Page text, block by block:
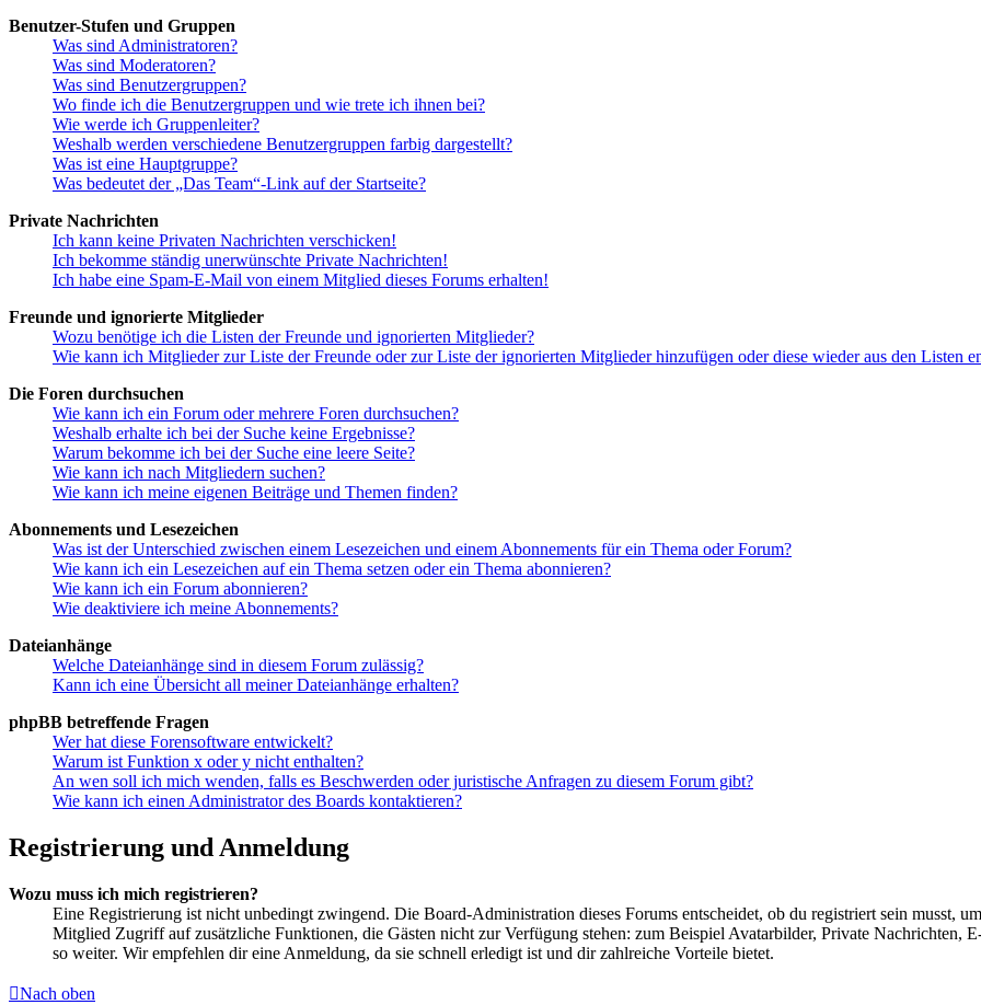
Benutzer-Stufen und Gruppen
Was sind Administratoren?
Was sind Moderatoren?
Was sind Benutzergruppen?
Wo finde ich die Benutzergruppen und wie trete ich ihnen bei?
Wie werde ich Gruppenleiter?
Weshalb werden verschiedene Benutzergruppen farbig dargestellt?
Was ist eine Hauptgruppe?
Was bedeutet der „Das Team“-Link auf der Startseite?
Private Nachrichten
Ich kann keine Privaten Nachrichten verschicken!
Ich bekomme ständig unerwünschte Private Nachrichten!
Ich habe eine Spam-E-Mail von einem Mitglied dieses Forums erhalten!
Freunde und ignorierte Mitglieder
Wozu benötige ich die Listen der Freunde und ignorierten Mitglieder?
Wie kann ich Mitglieder zur Liste der Freunde oder zur Liste der ignorierten Mitglieder hinzufügen oder diese wieder aus den Listen
Die Foren durchsuchen
Wie kann ich ein Forum oder mehrere Foren durchsuchen?
Weshalb erhalte ich bei der Suche keine Ergebnisse?
Warum bekomme ich bei der Suche eine leere Seite?
Wie kann ich nach Mitgliedern suchen?
Wie kann ich meine eigenen Beiträge und Themen finden?
Abonnements und Lesezeichen
Was ist der Unterschied zwischen einem Lesezeichen und einem Abonnements für ein Thema oder Forum?
Wie kann ich ein Lesezeichen auf ein Thema setzen oder ein Thema abonnieren?
Wie kann ich ein Forum abonnieren?
Wie deaktiviere ich meine Abonnements?
Dateianhänge
Welche Dateianhänge sind in diesem Forum zulässig?
Kann ich eine Übersicht all meiner Dateianhänge erhalten?
phpBB betreffende Fragen
Wer hat diese Forensoftware entwickelt?
Warum ist Funktion x oder y nicht enthalten?
An wen soll ich mich wenden, falls es Beschwerden oder juristische Anfragen zu diesem Forum gibt?
Wie kann ich einen Administrator des Boards kontaktieren?
Registrierung und Anmeldung
Wozu muss ich mich registrieren?
Eine Registrierung ist nicht unbedingt zwingend. Die Board-Administration dieses Forums entscheidet, ob du registriert sein musst,
Mitglied Zugriff auf zusätzliche Funktionen, die Gästen nicht zur Verfügung stehen: zum Beispiel Avatarbilder, Private Nachrichten,
so weiter. Wir empfehlen dir eine Anmeldung, da sie schnell erledigt ist und dir zahlreiche Vorteile bietet.
Nach oben